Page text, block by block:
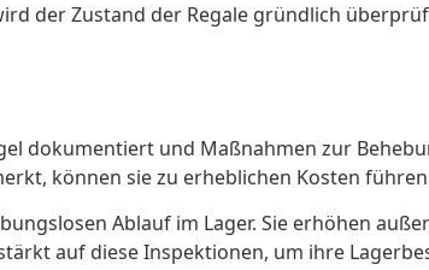
der Zustand der Regale gründlich
dokumentiert und Maßnahmen zur
können sie zu erheblichen Kosten
Ablauf im Lager. Sie erhöhen
auf diese Inspektionen, um ihre